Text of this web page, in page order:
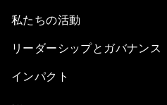
私たちの活動
リーダーシップとガバナンス
インパクト